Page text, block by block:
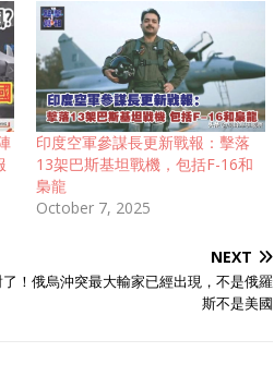
印度空軍參謀長更新戰報：擊落
13架巴斯基坦戰機，包括F-16和
梟龍
October 7, 2025
NEXT
！俄烏沖突最大輸家已經出現，不是俄羅
斯不是美國